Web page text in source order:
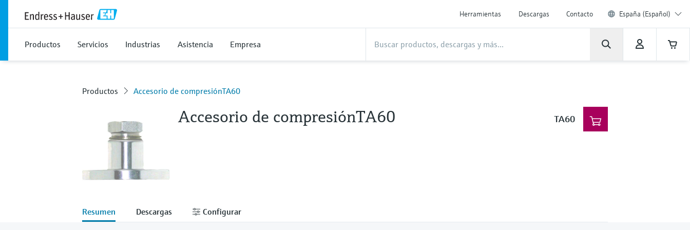
Herramientas Descargas Contacto España (Español)
Productos Servicios Industrias Asistencia Empresa
Productos Accesorio de compresiónTA60
Accesorio de compresiónTA60 TA60
Resumen Descargas Configurar